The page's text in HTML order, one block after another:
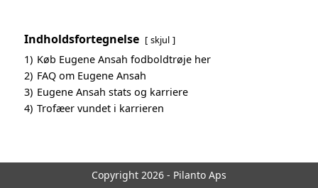
Indholdsfortegnelse skjul
1) Køb Eugene Ansah fodboldtrøje her
2) FAQ om Eugene Ansah
3) Eugene Ansah stats og karriere
4) Trofæer vundet i karrieren
Copyright 2026 - Pilanto Aps